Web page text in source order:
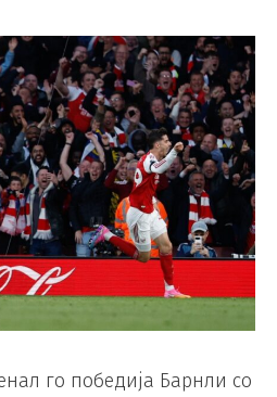
го победија Барнли со